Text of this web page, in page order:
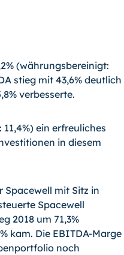
(währungsbereinigt:
stieg mit 43,6% deutlich
verbesserte.
ein erfreuliches
in diesem
mit Sitz in
Spacewell
2018 um 71,3%
kam. Die EBITDA-Marge
noch